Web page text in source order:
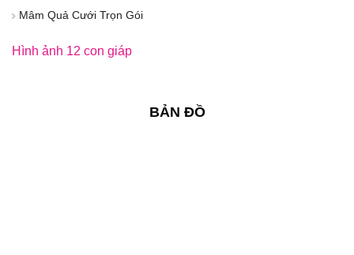
Mâm Quả Cưới Trọn Gói
Hình ảnh 12 con giáp
BẢN ĐỒ